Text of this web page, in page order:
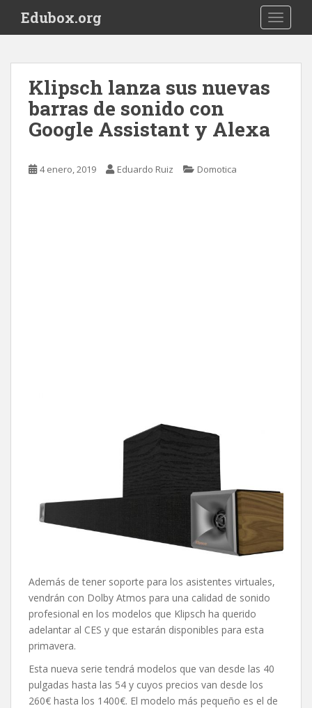
i
Edubox.org
Klipsch lanza sus nuevas
barras de sonido con
Google Assistant y Alexa
4 enero, 2019 Eduardo Ruiz Domotica
Además de tener soporte para los asistentes virtuales,
vendrán con Dolby Atmos para una calidad de sonido
profesional en los modelos que Klipsch ha querido
adelantar al CES y que estarán disponibles para esta
primavera.
Esta nueva serie tendrá modelos que van desde las 40
pulgadas hasta las 54 y cuyos precios van desde los
260€ hasta los 1400€. El modelo más pequeño es el de